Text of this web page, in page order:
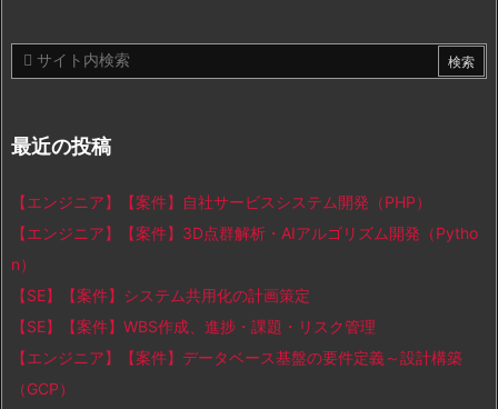
最近の投稿
【エンジニア】【案件】自社サービスシステム開発（PHP）
【エンジニア】【案件】3D点群解析・AIアルゴリズム開発（Pytho
n）
【SE】【案件】システム共用化の計画策定
【SE】【案件】WBS作成、進捗・課題・リスク管理
【エンジニア】【案件】データベース基盤の要件定義～設計構築
（GCP）